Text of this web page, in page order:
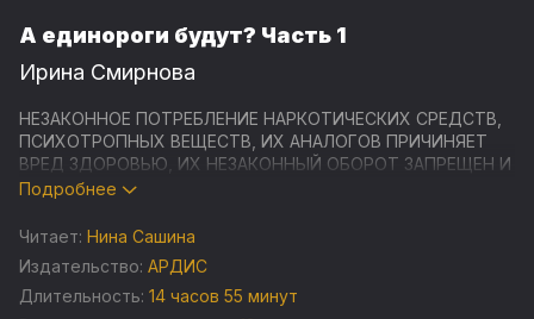
А единороги будут? Часть 1
Ирина Смирнова
НЕЗАКОННОЕ ПОТРЕБЛЕНИЕ НАРКОТИЧЕСКИХ СРЕДСТВ,
ПСИХОТРОПНЫХ ВЕЩЕСТВ, ИХ АНАЛОГОВ ПРИЧИНЯЕТ
ВРЕД ЗДОРОВЬЮ, ИХ НЕЗАКОННЫЙ ОБОРОТ ЗАПРЕЩЕН И
ВЛЕЧЕТ УСТАНОВЛЕННУЮ ЗАКОНОДАТЕЛЬСТВОМ
Вы когда-нибудь мечтали перенестись в другой мир?
Признайтесь честно! Хоть раз, но было. И, конечно,
вокруг вас скакали эльфы на единорогах, вампиры падали
Подробнее
Читает: Нина Сашина
Издательство: АРДИС
Длительность: 14 часов 55 минут